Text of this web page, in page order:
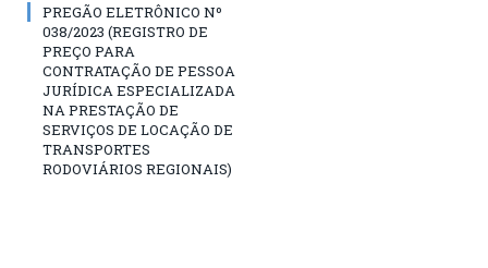
PREGÃO ELETRÔNICO Nº
038/2023 (REGISTRO DE
PREÇO PARA
CONTRATAÇÃO DE PESSOA
JURÍDICA ESPECIALIZADA
NA PRESTAÇÃO DE
SERVIÇOS DE LOCAÇÃO DE
TRANSPORTES
RODOVIÁRIOS REGIONAIS)